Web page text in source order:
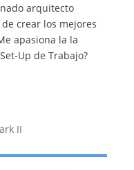
arquitecto
crear los mejores
apasiona la la
Up de Trabajo?
II